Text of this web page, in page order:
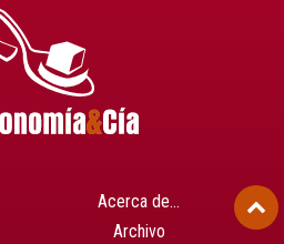
Acerca de…
Archivo